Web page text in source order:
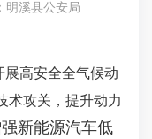
明溪县公安局
展高安全全气候动
术攻关，提升动力
新能源汽车低